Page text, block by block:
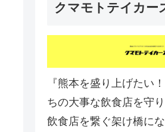
クマモトテイカー
『熊本を盛り上げたい
ちの大事な飲食店を守
飲食店を繋ぐ架け橋に